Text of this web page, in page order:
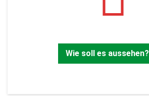
Wie soll es aussehen?
Zurück